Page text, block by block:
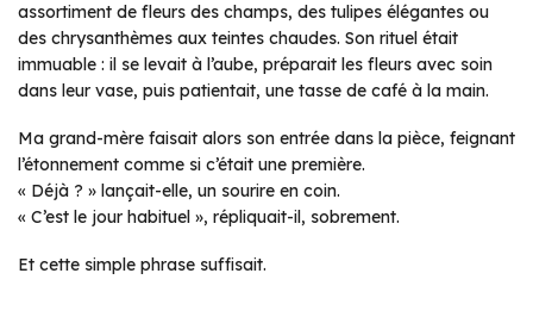
assortiment de fleurs des champs, des tulipes élégantes ou
des chrysanthèmes aux teintes chaudes. Son rituel était
immuable : il se levait à l’aube, préparait les fleurs avec soin
dans leur vase, puis patientait, une tasse de café à la main.
Ma grand-mère faisait alors son entrée dans la pièce, feignant
l’étonnement comme si c’était une première.
« Déjà ? » lançait-elle, un sourire en coin.
« C’est le jour habituel », répliquait-il, sobrement.
Et cette simple phrase suffisait.